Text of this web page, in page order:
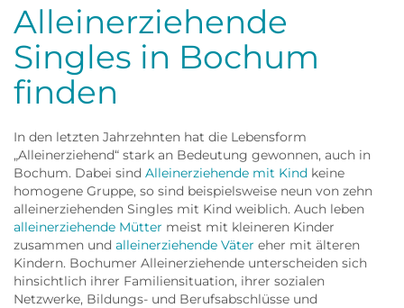
Alleinerziehende
Singles in Bochum
finden
In den letzten Jahrzehnten hat die Lebensform
„Alleinerziehend“ stark an Bedeutung gewonnen, auch in
Bochum. Dabei sind Alleinerziehende mit Kind keine
homogene Gruppe, so sind beispielsweise neun von zehn
alleinerziehenden Singles mit Kind weiblich. Auch leben
alleinerziehende Mütter meist mit kleineren Kinder
zusammen und alleinerziehende Väter eher mit älteren
Kindern. Bochumer Alleinerziehende unterscheiden sich
hinsichtlich ihrer Familiensituation, ihrer sozialen
Netzwerke, Bildungs- und Berufsabschlüsse und